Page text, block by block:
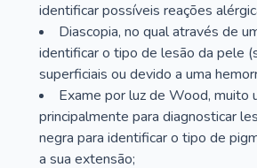
identificar possíveis reações
Diascopia, no qual através de
identificar o tipo de lesão da pele
superficiais ou devido a uma
Exame por luz de Wood, muito
principalmente para diagnosticar
negra para identificar o tipo de
a sua extensão;